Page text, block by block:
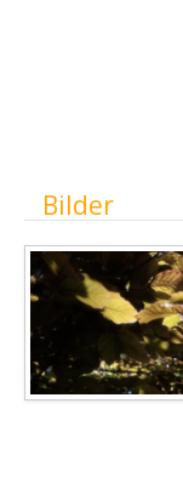
Ausblenden
Bilder